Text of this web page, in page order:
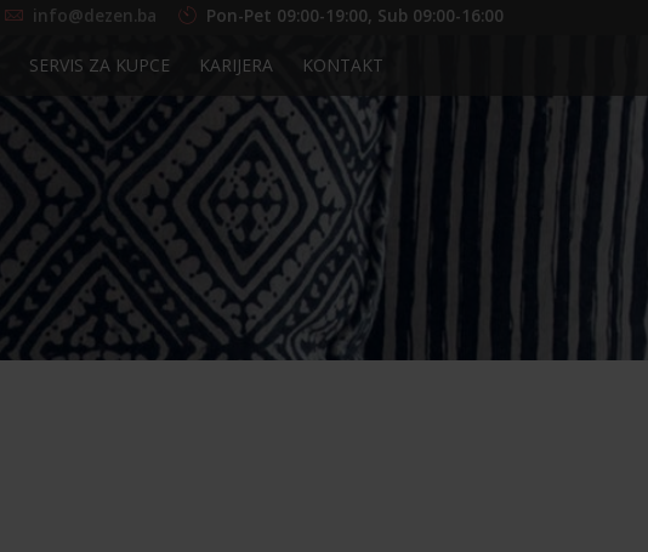
SERVIS ZA KUPCE KARIJERA KONTAKT
info@dezen.ba Pon-Pet 09:00-19:00, Sub 09:00-16:00